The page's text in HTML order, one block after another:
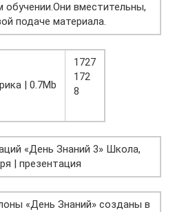
обучении.Они вместительны,
подаче материала.
| 0.7Mb
1727
172
8
«День Знаний 3» Школа,
| презентация
«День Знаний» созданы в